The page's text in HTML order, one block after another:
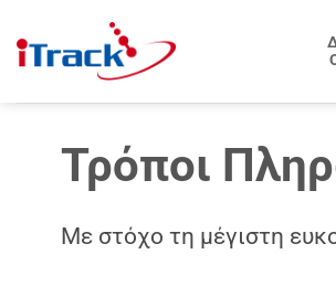
στο
περιεχόμενο
Τρόποι
Με στόχο τη μέγιστη